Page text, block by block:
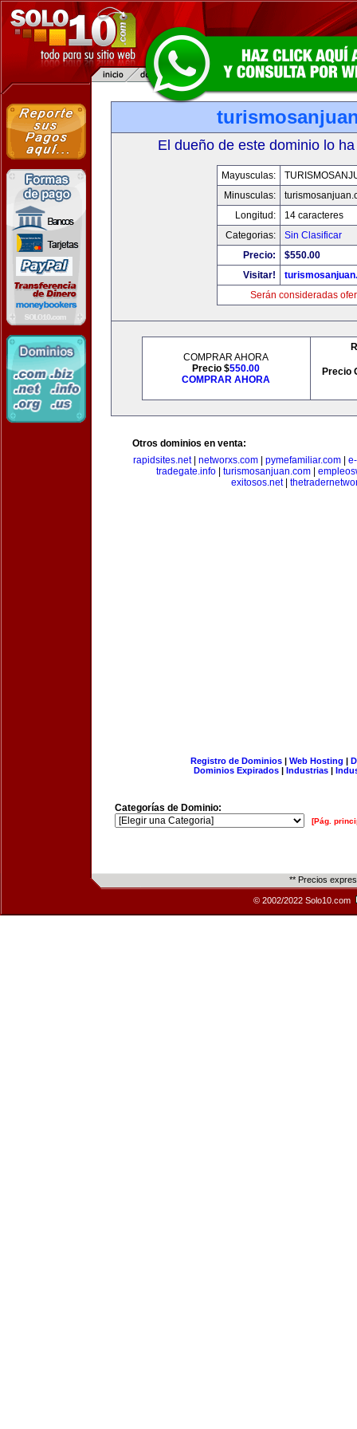
El dueño de este dominio lo
Mayusculas:
Minusculas:
Longitud:
14 caracteres
Categorias:
Sin Clasificar
Precio:
$550.00
Visitar!
Serán consideradas
COMPRAR AHORA
Precio $550.00
COMPRAR AHORA
Precio
Otros dominios en venta:
rapidsites.net| networxs.com| pymefamiliar.com|
tradegate.info| turismosanjuan.com|
exitosos.net|
Registro de Dominios| Web Hosting |
Dominios Expirados | Industrias |
Categorías de Dominio:
[Pág.
** Precios
© 2002/2022 Solo10.com